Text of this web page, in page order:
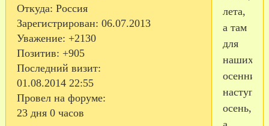
Откуда: Россия
Зарегистрирован: 06.07.2013
Уважение: +2130
Позитив: +905
Последний визит:
01.08.2014 22:55
Провел на форуме:
23 дня 0 часов
лета,
а там
для
наших
наступит
осень,